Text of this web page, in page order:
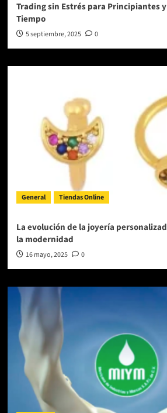
Trading sin Estrés para Principiantes
Tiempo
5 septiembre, 2025 0
General Tiendas Online
La evolución de la joyería
la modernidad
16 mayo, 2025 0